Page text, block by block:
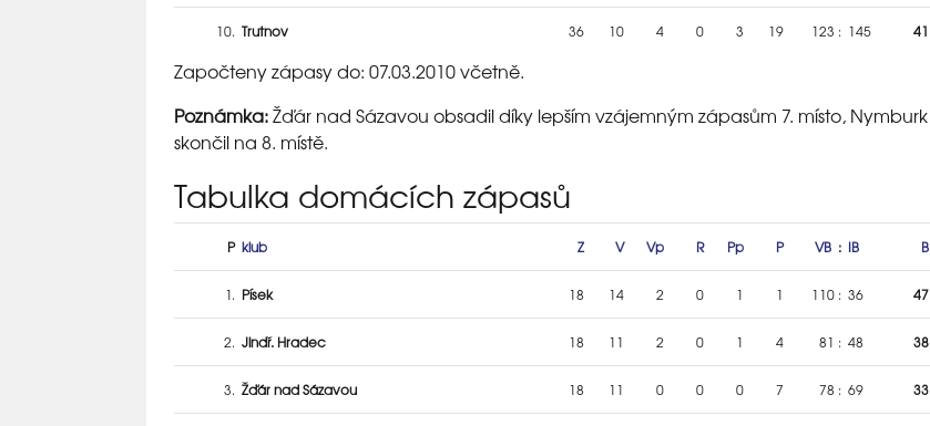
10. Trutnov 36 10 4 0 3 19 123 : 145 41
Započteny zápasy do: 07.03.2010 včetně.
Poznámka:Žďár nad Sázavou obsadil díky lepším vzájemným zápasům 7. místo, Nymburk
skončil na 8. místě.
Tabulka domácích zápasů
P klub Z V Vp R Pp P VB : IB B
1. Písek 18 14 2 0 1 1 110 : 36 47
2. Jindř. Hradec 18 11 2 0 1 4 81 : 48 38
3. Žďár nad Sázavou 18 11 0 0 0 7 78 : 69 33